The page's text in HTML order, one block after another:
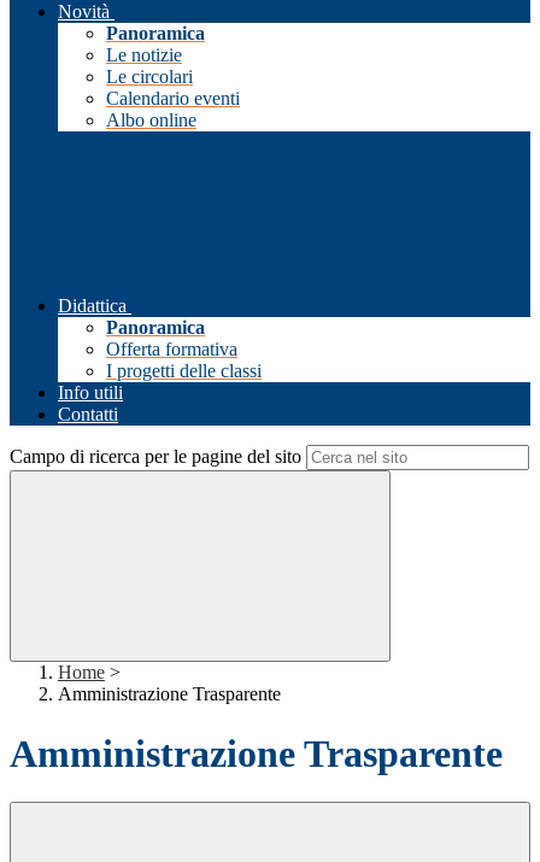
Novità
Panoramica
Le notizie
Le circolari
Calendario eventi
Albo online
Didattica
Panoramica
Offerta formativa
I progetti delle classi
Info utili
Contatti
Campo di ricerca per le pagine del sito
Home >
Amministrazione Trasparente
Amministrazione Trasparente